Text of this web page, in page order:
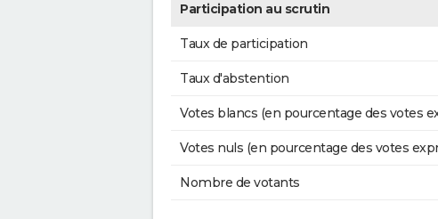
Participation au scrutin
Taux de participation
Taux d'abstention
Votes blancs (en pourcentage des votes
Votes nuls (en pourcentage des votes
Nombre de votants